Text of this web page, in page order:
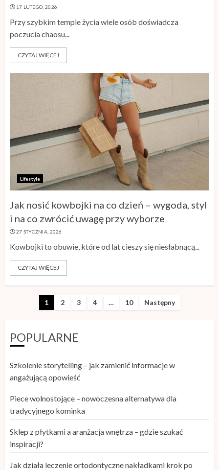
17 LUTEGO, 2026
Przy szybkim tempie życia wiele osób doświadcza
poczucia chaosu...
CZYTAJ WIĘCEJ
Lifestyle
Jak nosić kowbojki na co dzień – wygoda, styl
i na co zwrócić uwagę przy wyborze
27 STYCZNIA, 2026
Kowbojki to obuwie, które od lat cieszy się niesłabnącą...
CZYTAJ WIĘCEJ
1 2 3 4 … 10 Następny
POPULARNE
Szkolenie storytelling – jak zamienić informacje w
angażującą opowieść
Piece wolnostojące – nowoczesna alternatywa dla
tradycyjnego kominka
Sklep z płytkami a aranżacja wnętrza – gdzie szukać
inspiracji?
Jak działa leczenie ortodontyczne nakładkami krok po
3
Sklep z płytkami a aranżacja wnętrza
– gdzie szukać inspiracji?
nakładkami krok po kroku
29 KWIETNIA, 2026
5
Karta RFID – zastosowanie
technologii w nowoczesnych
informacje w angażującą opowieść
26 MAJA, 2026